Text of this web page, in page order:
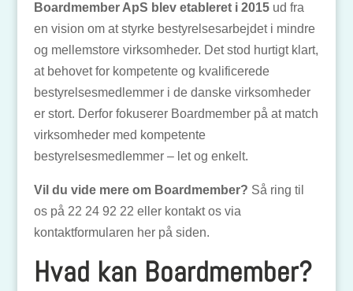
Boardmember ApS blev etableret i 2015ud fra
en vision om at styrke bestyrelsesarbejdet i mindre
og mellemstore virksomheder. Det stod hurtigt klart,
at behovet for kompetente og kvalificerede
bestyrelsesmedlemmer i de danske virksomheder
er stort. Derfor fokuserer Boardmember på at match
virksomheder med kompetente
bestyrelsesmedlemmer – let og enkelt.
Vil du vide mere om Boardmember? Så ring til
os på 22 24 92 22 eller kontakt os via
kontaktformularen her på siden.
Hvad kan Boardmember?